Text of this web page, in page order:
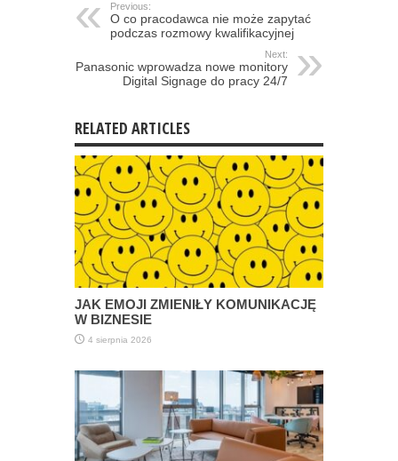
Previous:
O co pracodawca nie może zapytać
podczas rozmowy kwalifikacyjnej
Next:
Panasonic wprowadza nowe monitory
Digital Signage do pracy 24/7
RELATED ARTICLES
JAK EMOJI ZMIENIŁY KOMUNIKACJĘ
W BIZNESIE
4 sierpnia 2026